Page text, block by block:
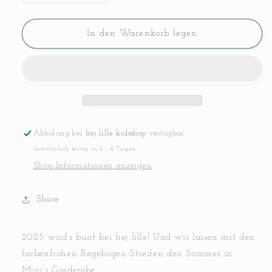
Menge
Shorts
Menge
für
Shorts
In den Warenkorb legen
Abholung beihej lille kidsshop verfügbar
Gewöhnlich fertig in 2 - 4 Tagen
Shop-Informationen anzeigen
Share
2025 wird‘s bunt bei hej lille! Und wir lassen mit den
farbenfrohen Regebogen-Streifen den Sommer in
Mini‘s Garderobe.